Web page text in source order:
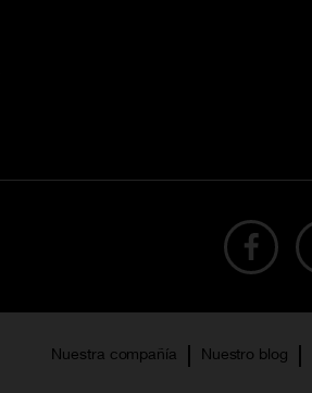
Nuestra compañía Nuestro blog